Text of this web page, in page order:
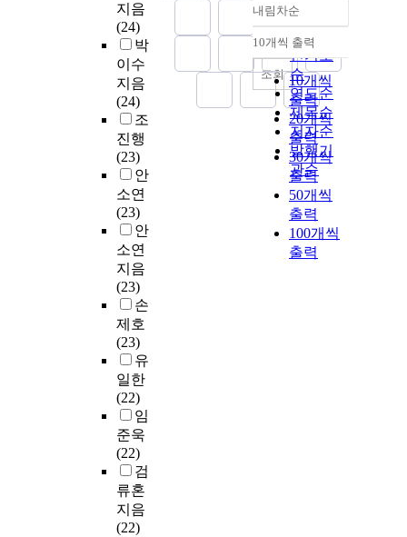
지음
(24)
박
이수
지음
(24)
조
진행
(23)
안
소연
(23)
안
소연
지음
(23)
손
제호
(23)
유
일한
(22)
임
준욱
(22)
검
류혼
지음
(22)
정확도
순
인기도
순
연도순
제목순
저자순
발행기
관순
내림차순
내림차순
10개씩 출력
10개씩
출력
20개씩
출력
30개씩
출력
50개씩
출력
100개씩
출력
조회